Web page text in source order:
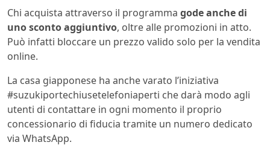
Chi acquista attraverso il programma gode anche di
uno sconto aggiuntivo, oltre alle promozioni in atto.
Può infatti bloccare un prezzo valido solo per la vendita
online.
La casa giapponese ha anche varato l’iniziativa
#suzukiportechiusetelefoniaperti che darà modo agli
utenti di contattare in ogni momento il proprio
concessionario di fiducia tramite un numero dedicato
via WhatsApp.